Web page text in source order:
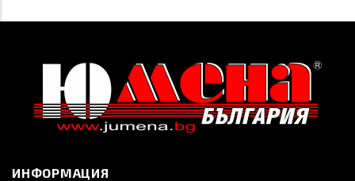
ИНФОРМАЦИЯ